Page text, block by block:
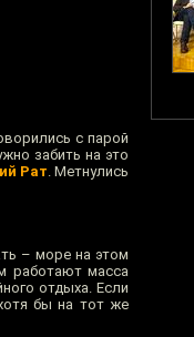
с парой
забить на это
Рат. Метнулись
– море на этом
работают масса
отдыха. Если
бы на тот же